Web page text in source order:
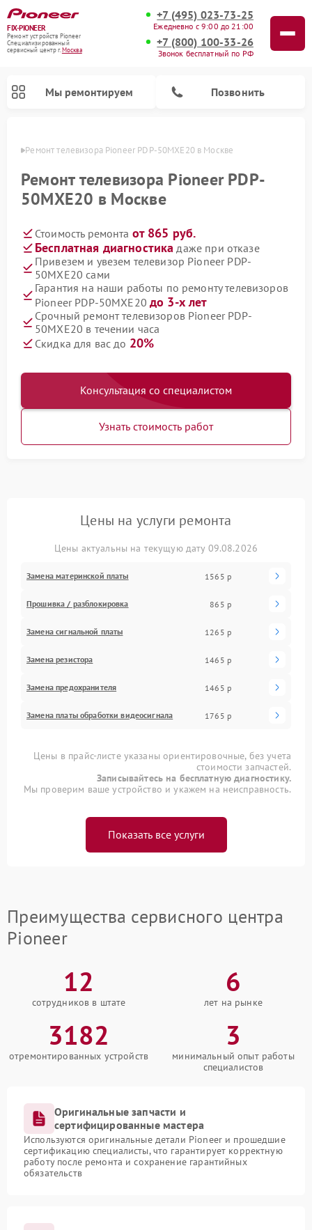
FIX-PIONEER
Ремонт устройств Pioneer
Специализированный
cервисный центр г.Москва
+7 (495) 023-73-25
Ежедневно с 9:00 до 21:00
+7 (800) 100-33-26
Звонок бесплатный по РФ
Мы ремонтируем Позвонить
Ремонт телевизора Pioneer PDP-50MXE20 в Москве
Ремонт телевизора Pioneer PDP-
50MXE20 в Москве
Стоимость ремонта от 865 руб.
Бесплатная диагностика даже при отказе
Привезем и увезем телевизор Pioneer PDP-
50MXE20 сами
Гарантия на наши работы по ремонту телевизоров
Pioneer PDP-50MXE20 до 3-х лет
Срочный ремонт телевизоров Pioneer PDP-
50MXE20 в течении часа
Скидка для вас до 20%
Консультация со специалистом
Узнать стоимость работ
Цены на услуги ремонта
Цены актуальны на текущую дату 09.08.2026
Замена материнской платы 1565 р
Прошивка / разблокировка 865 р
Замена сигнальной платы 1265 р
Замена резистора 1465 р
Замена предохранителя 1465 р
Замена платы обработки видеосигнала 1765 р
Цены в прайс-листе указаны ориентировочные, без учета
стоимости запчастей.
Записывайтесь на бесплатную диагностику.
Мы проверим ваше устройство и укажем на неисправность.
Показать все услуги
Преимущества сервисного центра
Pioneer
12
сотрудников в штате
6
лет на рынке
3182
отремонтированных устройств
3
минимальный опыт работы
специалистов
Оригинальные запчасти и
сертифицированные мастера
Используются оригинальные детали Pioneer и прошедшие
сертификацию специалисты, что гарантирует корректную
работу после ремонта и сохранение гарантийных
обязательств